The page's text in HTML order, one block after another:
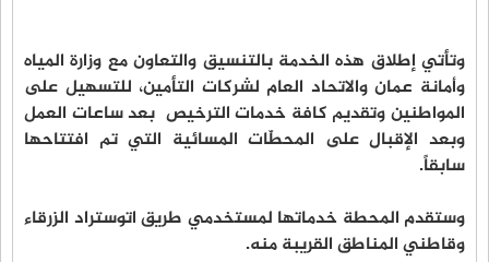
وتأتي إطلاق هذه الخدمة بالتنسيق والتعاون مع وزارة المياه
وأمانة عمان والاتحاد العام لشركات التأمين، للتسهيل على
المواطنين وتقديم كافة خدمات الترخيص بعد ساعات العمل
وبعد الإقبال على المحطّات المسائية التي تم افتتاحها
سابقاً.
وستقدم المحطة خدماتها لمستخدمي طريق اتوستراد الزرقاء
وقاطني المناطق القريبة منه.